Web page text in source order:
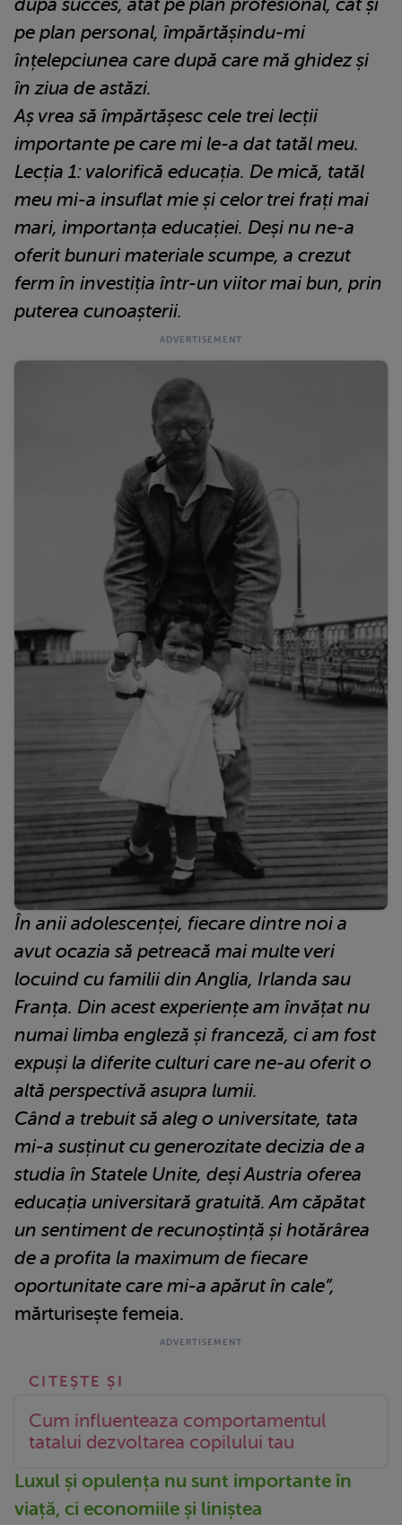
după succes, atât pe plan profesional, cât și
pe plan personal, împărtășindu-mi
înțelepciunea care după care mă ghidez și
în ziua de astăzi.
Aș vrea să împărtășesc cele trei lecții
importante pe care mi le-a dat tatăl meu.
Lecția 1: valorifică educația. De mică, tatăl
meu mi-a insuflat mie și celor trei frați mai
mari, importanța educației. Deși nu ne-a
oferit bunuri materiale scumpe, a crezut
ferm în investiția într-un viitor mai bun, prin
puterea cunoașterii.
În anii adolescenței, fiecare dintre noi a
avut ocazia să petreacă mai multe veri
locuind cu familii din Anglia, Irlanda sau
Franța. Din acest experiențe am învățat nu
numai limba engleză și franceză, ci am fost
expuși la diferite culturi care ne-au oferit o
altă perspectivă asupra lumii.
Când a trebuit să aleg o universitate, tata
mi-a susținut cu generozitate decizia de a
studia în Statele Unite, deși Austria oferea
educația universitară gratuită. Am căpătat
un sentiment de recunoștință și hotărârea
de a profita la maximum de fiecare
oportunitate care mi-a apărut în cale”,
mărturisește femeia.
Cum influenteaza comportamentul
tatalui dezvoltarea copilului tau
Luxul și opulența nu sunt importante în
viață, ci economiile și liniștea